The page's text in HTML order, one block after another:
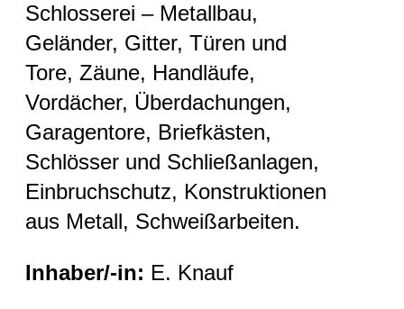
Schlosserei – Metallbau,
Geländer, Gitter, Türen und
Tore, Zäune, Handläufe,
Vordächer, Überdachungen,
Garagentore, Briefkästen,
Schlösser und Schließanlagen,
Einbruchschutz, Konstruktionen
aus Metall, Schweißarbeiten.
Inhaber/-in: E. Knauf